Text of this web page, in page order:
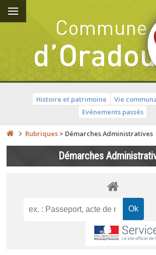
Histoire et patrimoine Vie
Evénements passés
Rubriques > Démarches Administratives
Démarches